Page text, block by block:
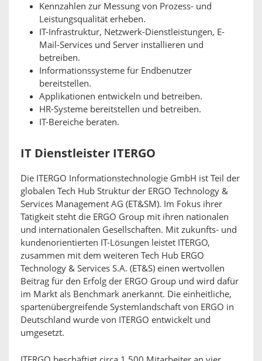
Kennzahlen zur Messung von Prozess- und
Leistungsqualität erheben.
IT-Infrastruktur, Netzwerk-Dienstleistungen, E-
Mail-Services und Server installieren und
betreiben.
Informationssysteme für Endbenutzer
bereitstellen.
Applikationen entwickeln und betreiben.
HR-Systeme bereitstellen und betreiben.
IT-Bereiche beraten.
IT Dienstleister ITERGO
Die ITERGO Informationstechnologie GmbH ist Teil der
globalen Tech Hub Struktur der ERGO Technology &
Services Management AG (ET&SM). Im Fokus ihrer
Tätigkeit steht die ERGO Group mit ihren nationalen
und internationalen Gesellschaften. Mit zukunfts- und
kundenorientierten IT-Lösungen leistet ITERGO,
zusammen mit dem weiteren Tech Hub ERGO
Technology & Services S.A. (ET&S) einen wertvollen
Beitrag für den Erfolg der ERGO Group und wird dafür
im Markt als Benchmark anerkannt. Die einheitliche,
spartenübergreifende Systemlandschaft von ERGO in
Deutschland wurde von ITERGO entwickelt und
umgesetzt.